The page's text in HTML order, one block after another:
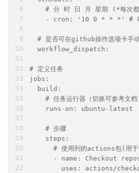
# 分 时 日 月 星期 (*每次
- cron: '10 0 * * *' #
# 是否可在github操作选项卡手
  workflow_dispatch:
# 定义任务
jobs:
  build:
# 任务运行器（切换可参考文档
    runs-on: ubuntu-latest
    # 步骤
    steps:
# 使用到的actions包(用于
- name: Checkout
uses: actions/